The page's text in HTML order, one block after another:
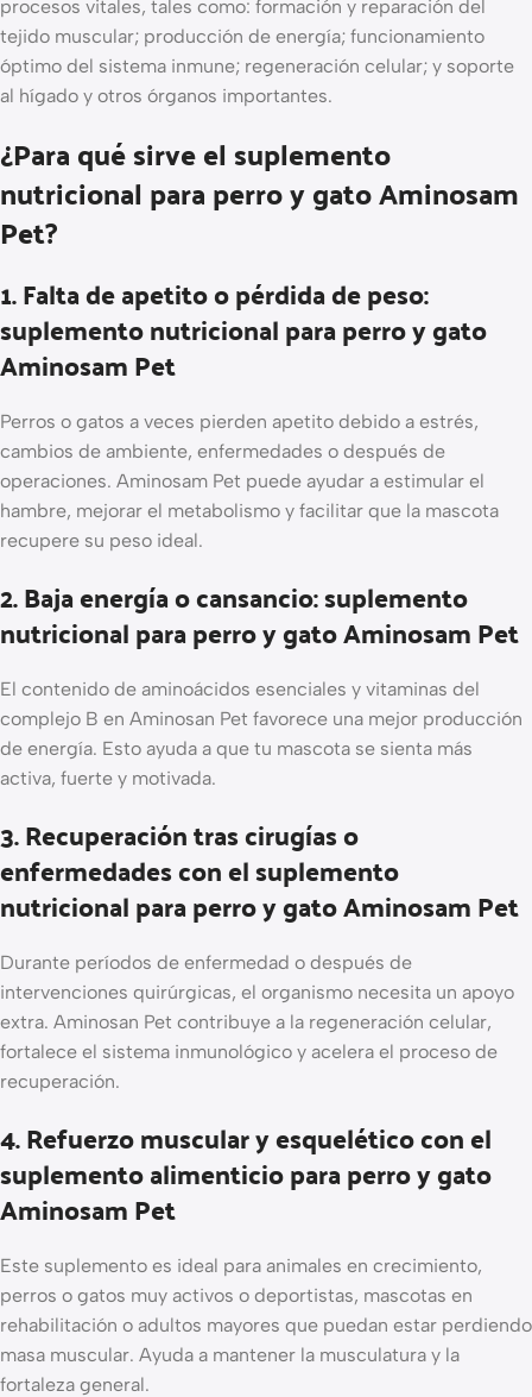
procesos vitales, tales como: formación y reparación del
tejido muscular; producción de energía; funcionamiento
óptimo del sistema inmune; regeneración celular; y soporte
al hígado y otros órganos importantes.
¿Para qué sirve el suplemento
nutricional para perro y gato Aminosam
Pet?
1. Falta de apetito o pérdida de peso:
suplemento nutricional para perro y gato
Aminosam Pet
Perros o gatos a veces pierden apetito debido a estrés,
cambios de ambiente, enfermedades o después de
operaciones. Aminosam Pet puede ayudar a estimular el
hambre, mejorar el metabolismo y facilitar que la mascota
recupere su peso ideal.
2. Baja energía o cansancio: suplemento
nutricional para perro y gato Aminosam Pet
El contenido de aminoácidos esenciales y vitaminas del
complejo B en Aminosan Pet favorece una mejor producción
de energía. Esto ayuda a que tu mascota se sienta más
activa, fuerte y motivada.
3. Recuperación tras cirugías o
enfermedades con el suplemento
nutricional para perro y gato Aminosam Pet
Durante períodos de enfermedad o después de
intervenciones quirúrgicas, el organismo necesita un apoyo
extra. Aminosan Pet contribuye a la regeneración celular,
fortalece el sistema inmunológico y acelera el proceso de
recuperación.
4. Refuerzo muscular y esquelético con el
suplemento alimenticio para perro y gato
Aminosam Pet
Este suplemento es ideal para animales en crecimiento,
perros o gatos muy activos o deportistas, mascotas en
rehabilitación o adultos mayores que puedan estar perdiendo
masa muscular. Ayuda a mantener la musculatura y la
fortaleza general.